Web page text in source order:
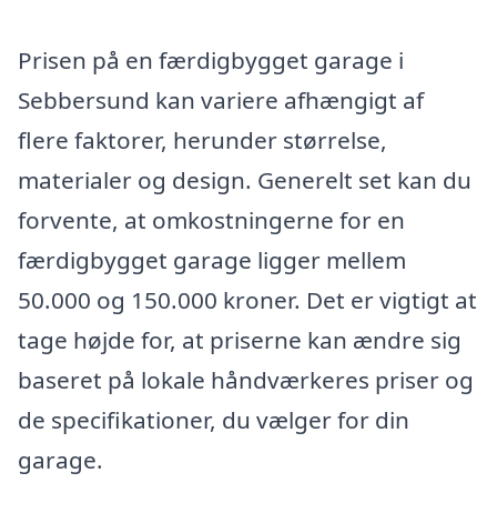
Prisen på en færdigbygget garage i
Sebbersund kan variere afhængigt af
flere faktorer, herunder størrelse,
materialer og design. Generelt set kan du
forvente, at omkostningerne for en
færdigbygget garage ligger mellem
50.000 og 150.000 kroner. Det er vigtigt at
tage højde for, at priserne kan ændre sig
baseret på lokale håndværkeres priser og
de specifikationer, du vælger for din
garage.